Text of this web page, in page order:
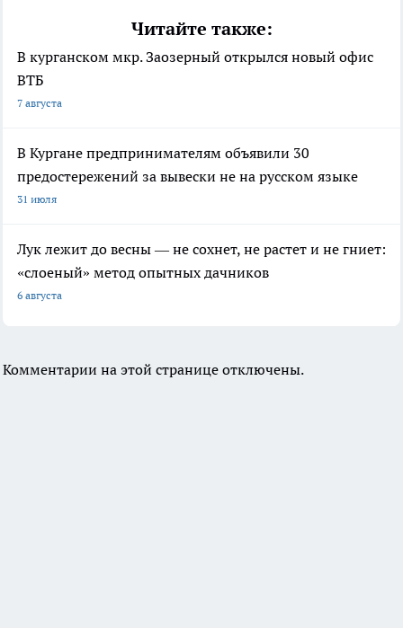
Читайте также:
В курганском мкр. Заозерный открылся новый офис
ВТБ
7 августа
В Кургане предпринимателям объявили 30
предостережений за вывески не на русском языке
31 июля
Лук лежит до весны — не сохнет, не растет и не гниет:
«слоеный» метод опытных дачников
6 августа
Комментарии на этой странице отключены.